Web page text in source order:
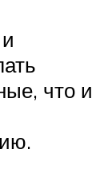
что и